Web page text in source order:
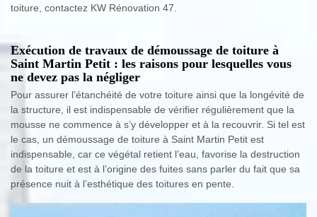
toiture, contactez KW Rénovation 47.
Exécution de travaux de démoussage de toiture à
Saint Martin Petit : les raisons pour lesquelles vous
ne devez pas la négliger
Pour assurer l’étanchéité de votre toiture ainsi que la longévité de
la structure, il est indispensable de vérifier régulièrement que la
mousse ne commence à s’y développer et à la recouvrir. Si tel est
le cas, un démoussage de toiture à Saint Martin Petit est
indispensable, car ce végétal retient l’eau, favorise la destruction
de la toiture et est à l’origine des fuites sans parler du fait que sa
présence nuit à l’esthétique des toitures en pente.